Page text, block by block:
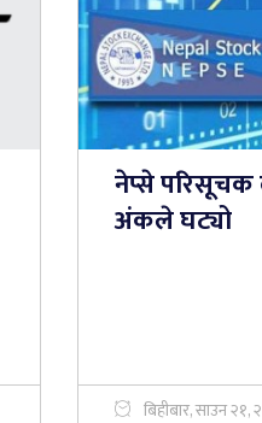
नेप्से परिसूचक
अंकले घट्यो
बिहीबार, साउन २१,